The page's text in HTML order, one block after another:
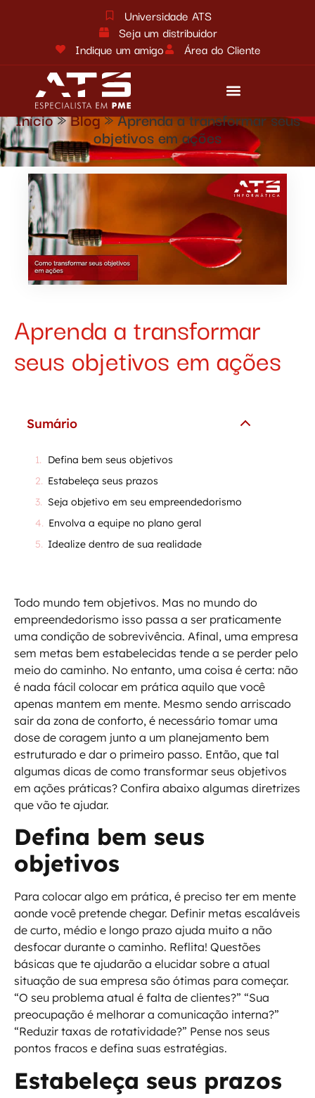
Universidade ATS
Seja um distribuidor
Indique um amigo
Área do Cliente
Início»Blog»Aprenda a transformar seus
objetivos em ações
Aprenda a transformar
seus objetivos em ações
Sumário
Defina bem seus objetivos
Estabeleça seus prazos
Seja objetivo em seu empreendedorismo
Envolva a equipe no plano geral
Idealize dentro de sua realidade
Todo mundo tem objetivos. Mas no mundo do
empreendedorismo isso passa a ser praticamente
uma condição de sobrevivência. Afinal, uma empresa
sem metas bem estabelecidas tende a se perder pelo
meio do caminho. No entanto, uma coisa é certa: não
é nada fácil colocar em prática aquilo que você
apenas mantem em mente. Mesmo sendo arriscado
sair da zona de conforto, é necessário tomar uma
dose de coragem junto a um planejamento bem
estruturado e dar o primeiro passo. Então, que tal
algumas dicas de como transformar seus objetivos
em ações práticas? Confira abaixo algumas diretrizes
que vão te ajudar.
Defina bem seus
objetivos
Para colocar algo em prática, é preciso ter em mente
aonde você pretende chegar. Definir metas escaláveis
de curto, médio e longo prazo ajuda muito a não
desfocar durante o caminho. Reflita! Questões
básicas que te ajudarão a elucidar sobre a atual
situação de sua empresa são ótimas para começar.
“O seu problema atual é falta de clientes?” “Sua
preocupação é melhorar a comunicação interna?”
“Reduzir taxas de rotatividade?” Pense nos seus
pontos fracos e defina suas estratégias.
Estabeleça seus prazos